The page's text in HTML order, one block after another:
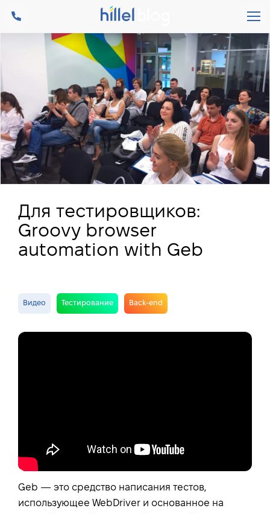
Для тестировщиков:
Groovy browser
automation with Geb
Видео Тестирование Back-end
Geb — это средство написания тестов,
использующее WebDriver и основанное на